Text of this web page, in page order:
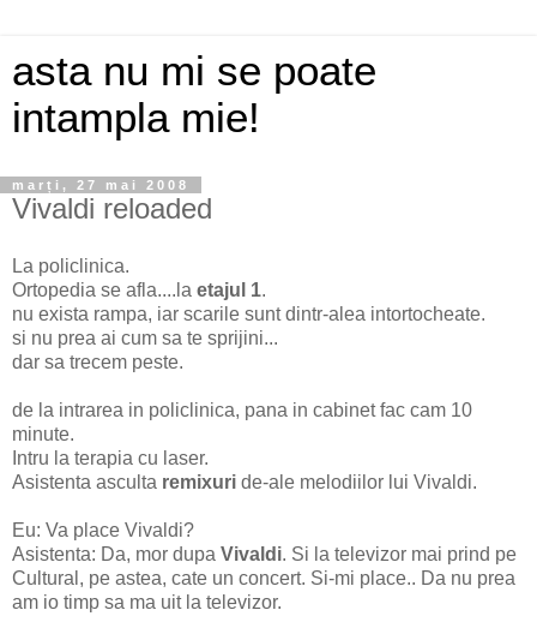
asta nu mi se poate
intampla mie!
marți, 27 mai 2008
Vivaldi reloaded
La policlinica.
Ortopedia se afla....la etajul 1.
nu exista rampa, iar scarile sunt dintr-alea intortocheate.
si nu prea ai cum sa te sprijini...
dar sa trecem peste.
de la intrarea in policlinica, pana in cabinet fac cam 10
minute.
Intru la terapia cu laser.
Asistenta asculta remixuri de-ale melodiilor lui Vivaldi.
Eu: Va place Vivaldi?
Asistenta: Da, mor dupa Vivaldi. Si la televizor mai prind pe
Cultural, pe astea, cate un concert. Si-mi place.. Da nu prea
am io timp sa ma uit la televizor.